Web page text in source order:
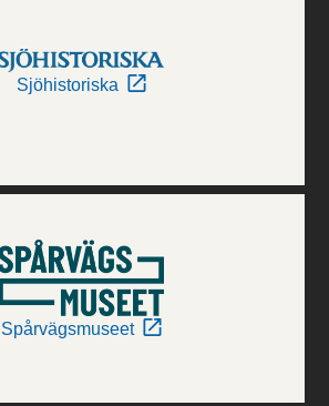
Sjöhistoriska
Spårvägsmuseet